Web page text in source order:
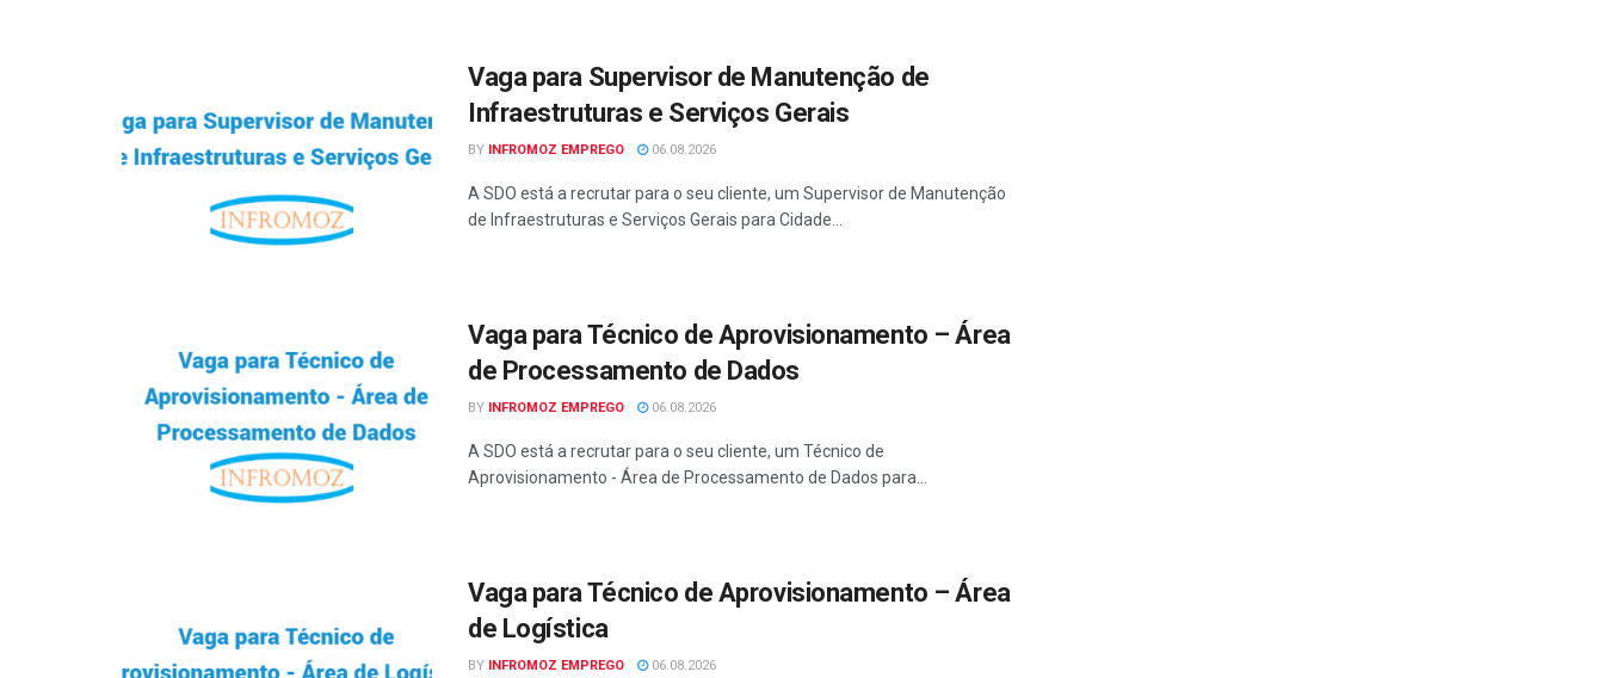
Vaga para Supervisor de Manutenção de
Infraestruturas e Serviços Gerais
BY INFROMOZ EMPREGO 06.08.2026
A SDO está a recrutar para o seu cliente, um Supervisor de Manutenção
de Infraestruturas e Serviços Gerais para Cidade...
Vaga para Técnico de Aprovisionamento – Área
de Processamento de Dados
BY INFROMOZ EMPREGO 06.08.2026
A SDO está a recrutar para o seu cliente, um Técnico de
Aprovisionamento - Área de Processamento de Dados para...
Vaga para Técnico de Aprovisionamento – Área
de Logística
BY INFROMOZ EMPREGO 06.08.2026